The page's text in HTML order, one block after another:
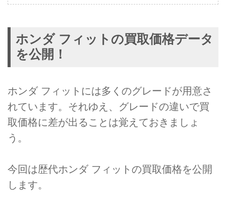
ホンダ フィットの買取価格データ
を公開！
ホンダ フィットには多くのグレードが用意さ
れています。それゆえ、グレードの違いで買
取価格に差が出ることは覚えておきましょ
う。
今回は歴代ホンダ フィットの買取価格を公開
します。